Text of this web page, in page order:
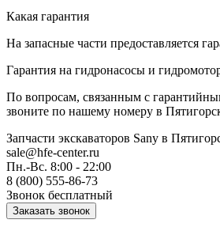
Какая гарантия
На запасные части предоставляется
Гарантия на гидронасосы и
По вопросам, связанным с
звоните по нашему номеру в
Запчасти экскаваторов Sany в
sale@hfe-center.ru
Пн.-Вс. 8:00 - 22:00
8 (800) 555-86-73
Звонок бесплатный